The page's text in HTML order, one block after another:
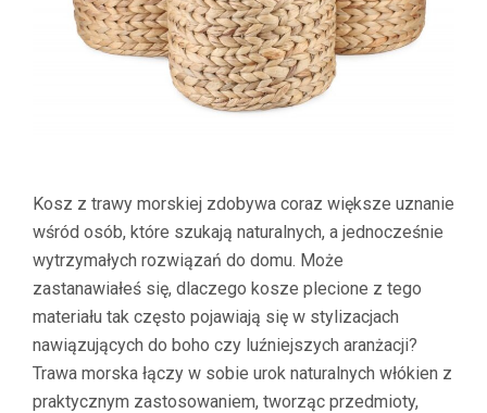
Kosz z trawy morskiej zdobywa coraz większe uznanie
wśród osób, które szukają naturalnych, a jednocześnie
wytrzymałych rozwiązań do domu. Może
zastanawiałeś się, dlaczego kosze plecione z tego
materiału tak często pojawiają się w stylizacjach
nawiązujących do boho czy luźniejszych aranżacji?
Trawa morska łączy w sobie urok naturalnych włókien z
praktycznym zastosowaniem, tworząc przedmioty,